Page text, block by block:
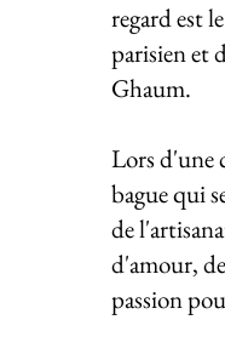
regard est
parisien et
Ghaum.
Lors d'une
bague qui
de
d'amour,
passion